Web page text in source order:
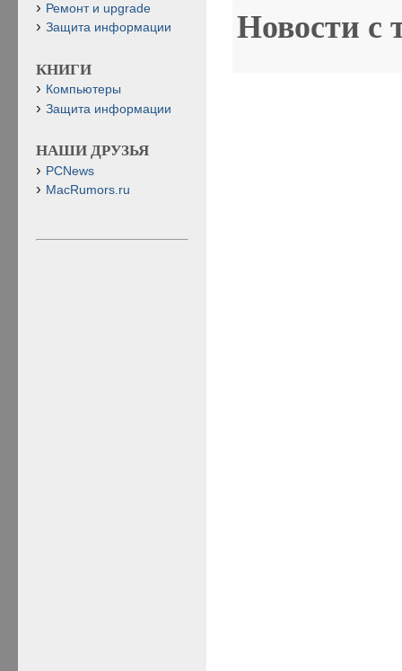
Новости с
Ремонт и upgrade
Защита информации
КНИГИ
Компьютеры
Защита информации
НАШИ ДРУЗЬЯ
PCNews
MacRumors.ru